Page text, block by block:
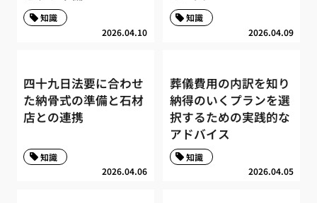
2026.04.10
知識
2026.04.09
知識
四十九日法要に合わせ
た納骨式の準備と石材
店との連携
2026.04.06
知識
葬儀費用の内訳を知り
納得のいくプランを選
択するための実践的な
アドバイス
2026.04.05
知識